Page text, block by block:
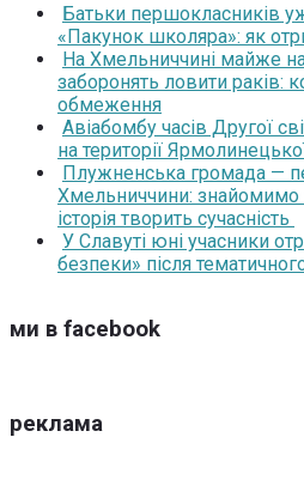
Батьки першокласників
«Пакунок школяра»: як
На Хмельниччині майже
заборонять ловити раків:
обмеження
Авіабомбу часів Другої
на території
Плужненська громада —
Хмельниччини: знайомимо
історія творить сучасність
У Славуті юні учасники
безпеки» після
ми в facebook
реклама